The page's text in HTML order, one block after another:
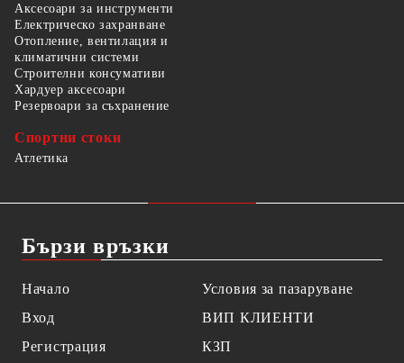
Аксесоари за инструменти
Електрическо захранване
Отопление, вентилация и
климатични системи
Строителни консумативи
Хардуер аксесоари
Резервоари за съхранение
Спортни стоки
Атлетика
Бързи връзки
Начало
Вход
Регистрация
Условия за пазаруване
ВИП КЛИЕНТИ
КЗП